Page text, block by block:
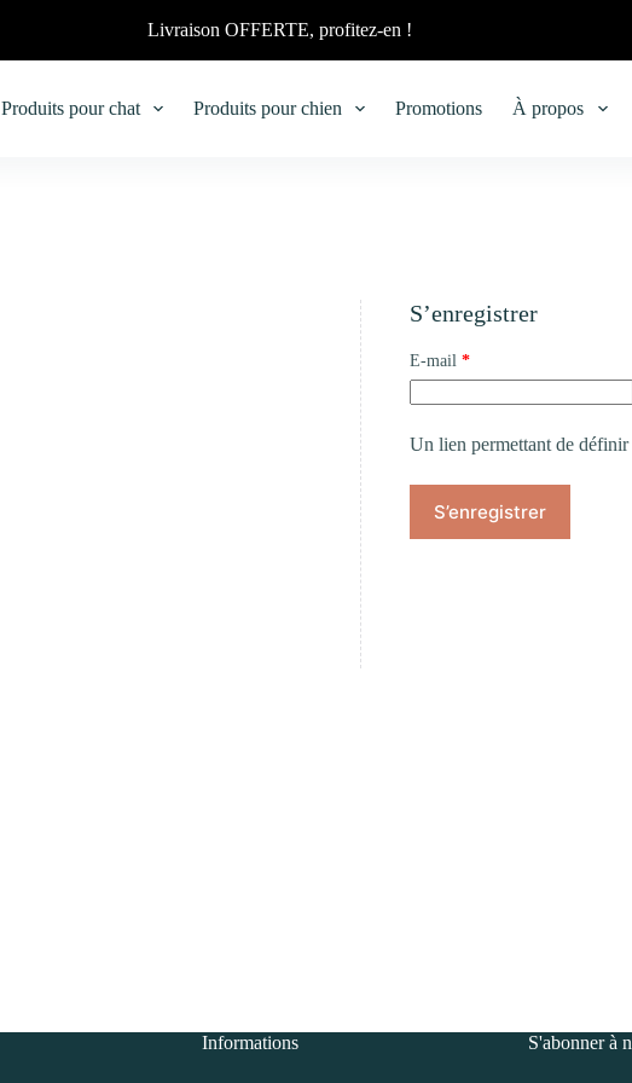
Livraison OFFERTE, profitez-en !
Produits pour chat Produits pour chien Promotions À propos
S’enregistrer
E-mail *
Un lien permettant de définir
S’enregistrer
Informations S'abonner à